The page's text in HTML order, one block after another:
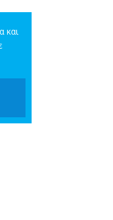
και